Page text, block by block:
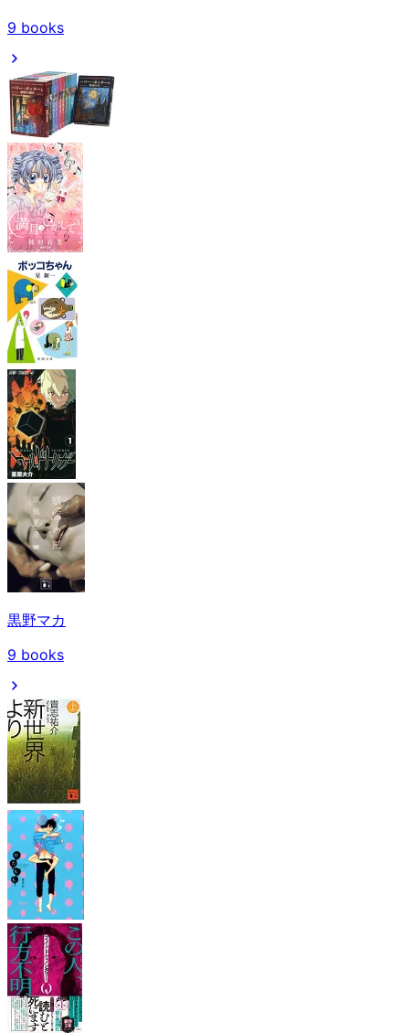
9 books
黒野マカ
9 books